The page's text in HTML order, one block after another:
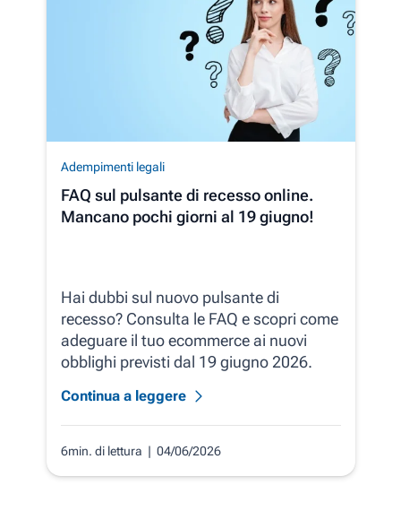
Adempimenti legali
FAQ sul pulsante di recesso online.
Mancano pochi giorni al 19 giugno!
Hai dubbi sul nuovo pulsante di
recesso? Consulta le FAQ e scopri come
adeguare il tuo ecommerce ai nuovi
obblighi previsti dal 19 giugno 2026.
Continua a leggere
6min. di lettura | 04/06/2026